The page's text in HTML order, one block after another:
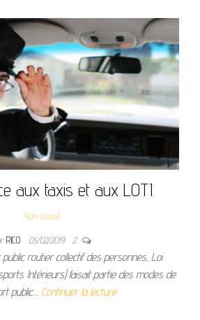
aux taxis et aux LOTI
Non classé
RICO 05/02/2019 2
routier collectif des personnes, Loi
Intérieurs) faisait partie des modes de
public… Continuer la lecture